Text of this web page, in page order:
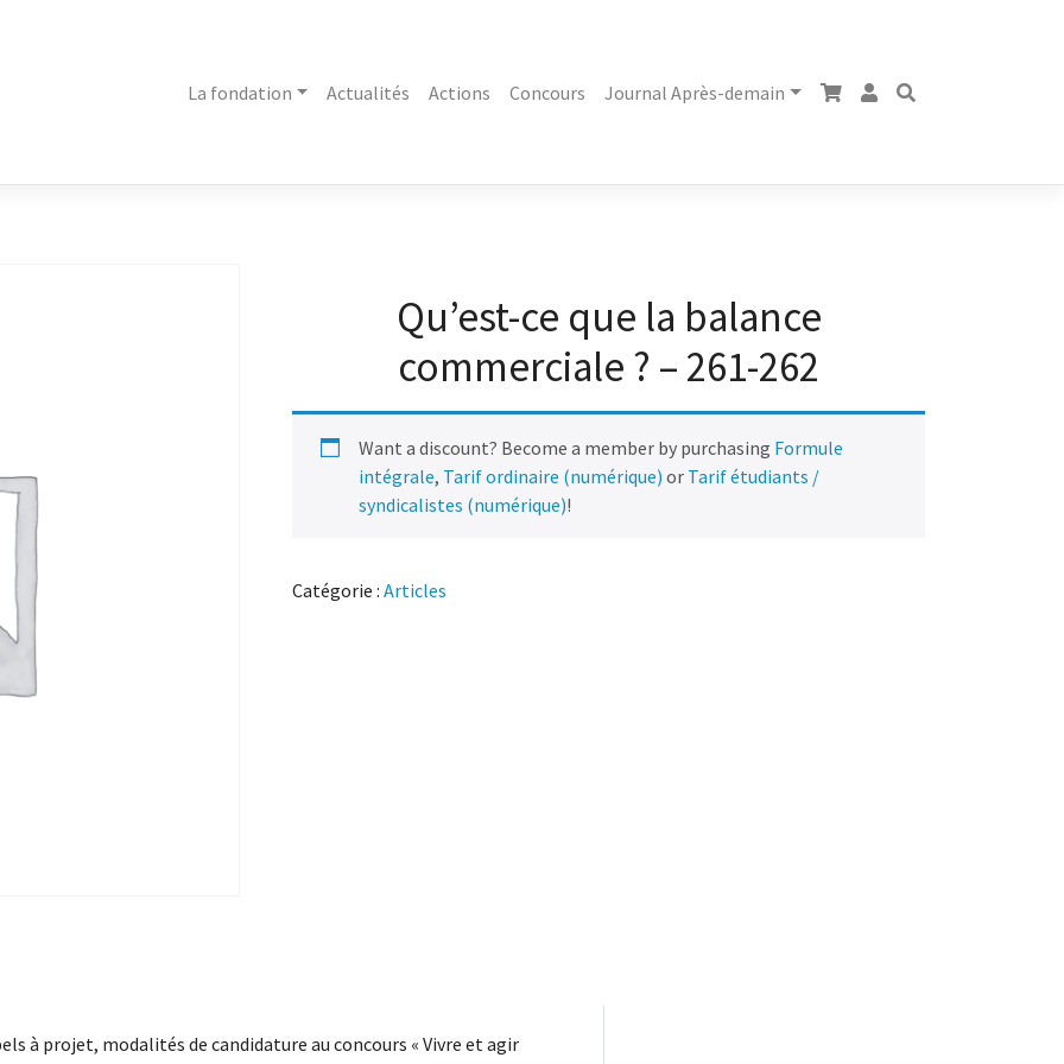
La fondation Actualités Actions Concours Journal Après-demain
Qu’est-ce que la balance
commerciale ? – 261-262
Want a discount? Become a member by purchasing Formule
intégrale, Tarif ordinaire (numérique) or Tarif étudiants /
syndicalistes (numérique)!
Catégorie :Articles
à projet, modalités de candidature au concours « Vivre et agir